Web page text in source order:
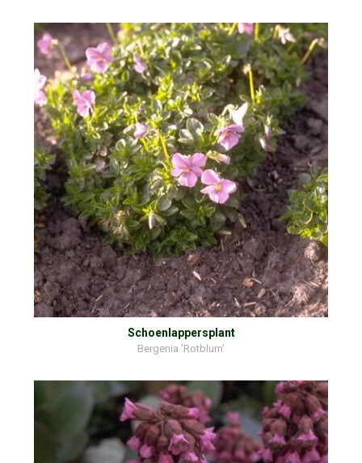
Schoenlappersplant
Bergenia 'Rotblum'